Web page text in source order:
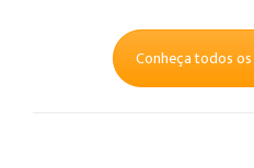
Conheça todos